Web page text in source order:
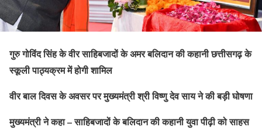
गुरु गोविंद सिंह के वीर साहिबजादों के अमर बलिदान की कहानी छत्तीसगढ़ के
स्कूली पाठ्यक्रम में होगी शामिल
वीर बाल दिवस के अवसर पर मुख्यमंत्री श्री विष्णु देव साय ने की बड़ी घोषणा
मुख्यमंत्री ने कहा – साहिबजादों के बलिदान की कहानी युवा पीढ़ी को साहस